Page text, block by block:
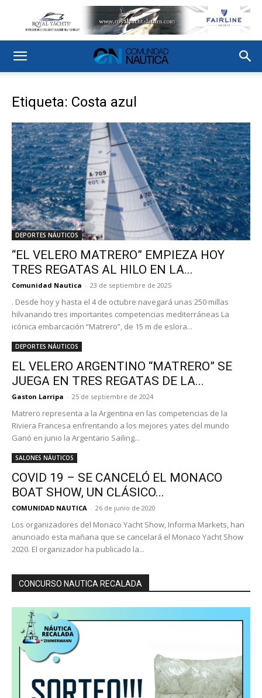
Etiqueta: Costa azul
DEPORTES NÁUTICOS
“EL VELERO MATRERO” EMPIEZA HOY
TRES REGATAS AL HILO EN LA...
Comunidad Nautica - 23 de septiembre de 2025
. Desde hoy y hasta el 4 de octubre navegará unas 250 millas
hilvanando tres importantes competencias mediterráneas La
icónica embarcación “Matrero”, de 15 m de eslora...
DEPORTES NÁUTICOS
EL VELERO ARGENTINO “MATRERO” SE
JUEGA EN TRES REGATAS DE LA...
Gaston Larripa - 25 de septiembre de 2024
Matrero representa a la Argentina en las competencias de la
Riviera Francesa enfrentando a los mejores yates del mundo
Ganó en junio la Argentario Sailing...
SALONES NÁUTICOS
COVID 19 – SE CANCELÓ EL MONACO
BOAT SHOW, UN CLÁSICO...
COMUNIDAD NAUTICA - 26 de junio de 2020
Los organizadores del Monaco Yacht Show, Informa Markets, han
anunciado esta mañana que se cancelará el Monaco Yacht Show
2020. El organizador ha publicado la...
CONCURSO NAUTICA RECALADA